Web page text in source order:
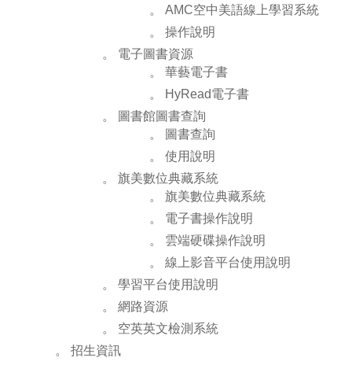
。 AMC空中美語線上學習系統
。 操作說明
。 電子圖書資源
。 華藝電子書
。 HyRead電子書
。 圖書館圖書查詢
。 圖書查詢
。 使用說明
。 旗美數位典藏系統
。 旗美數位典藏系統
。 電子書操作說明
。 雲端硬碟操作說明
。 線上影音平台使用說明
。 學習平台使用說明
。 網路資源
。 空英英文檢測系統
。 招生資訊